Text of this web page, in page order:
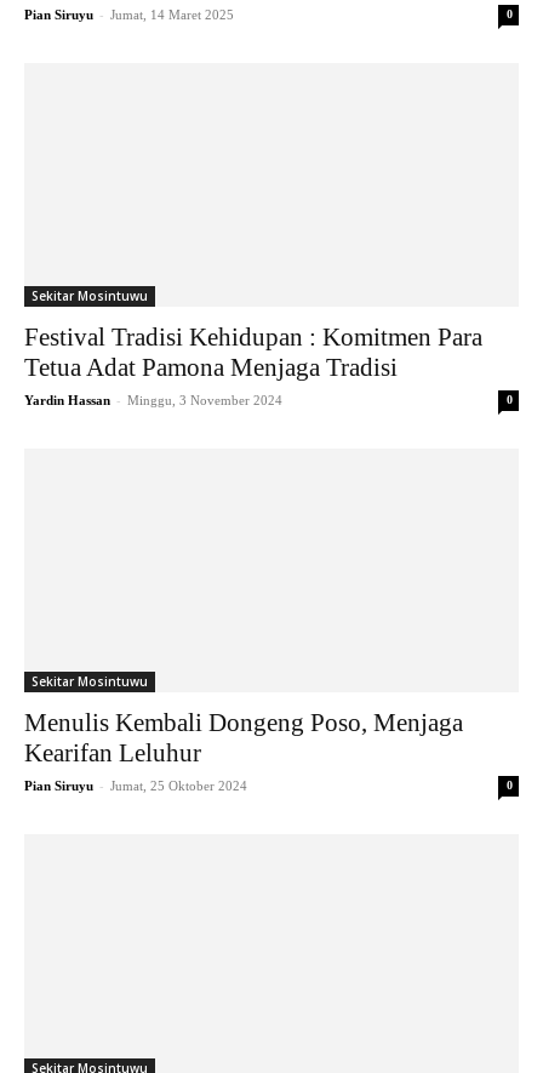
Pian Siruyu - Jumat, 14 Maret 2025 0
Sekitar Mosintuwu
Festival Tradisi Kehidupan : Komitmen Para
Tetua Adat Pamona Menjaga Tradisi
Yardin Hassan - Minggu, 3 November 2024 0
Sekitar Mosintuwu
Menulis Kembali Dongeng Poso, Menjaga
Kearifan Leluhur
Pian Siruyu - Jumat, 25 Oktober 2024 0
Sekitar Mosintuwu